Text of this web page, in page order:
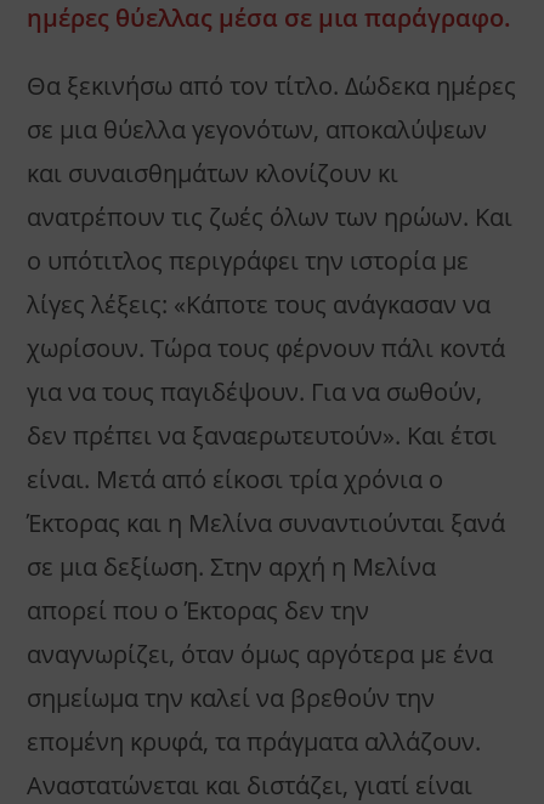
ημέρες θύελλας μέσα σε μια παράγραφο.
Θα ξεκινήσω από τον τίτλο. Δώδεκα ημέρες
σε μια θύελλα γεγονότων, αποκαλύψεων
και συναισθημάτων κλονίζουν κι
ανατρέπουν τις ζωές όλων των ηρώων. Και
ο υπότιτλος περιγράφει την ιστορία με
λίγες λέξεις: «Κάποτε τους ανάγκασαν να
χωρίσουν. Τώρα τους φέρνουν πάλι κοντά
για να τους παγιδέψουν. Για να σωθούν,
δεν πρέπει να ξαναερωτευτούν». Και έτσι
είναι. Μετά από είκοσι τρία χρόνια ο
Έκτορας και η Μελίνα συναντιούνται ξανά
σε μια δεξίωση. Στην αρχή η Μελίνα
απορεί που ο Έκτορας δεν την
αναγνωρίζει, όταν όμως αργότερα με ένα
σημείωμα την καλεί να βρεθούν την
επομένη κρυφά, τα πράγματα αλλάζουν.
Αναστατώνεται και διστάζει, γιατί είναι